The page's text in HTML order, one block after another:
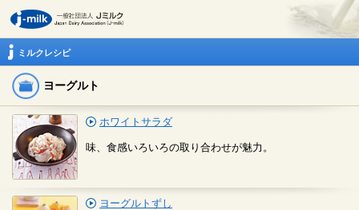
ミルクレシピ
ヨーグルト
ホワイトサラダ
味、食感いろいろの取り合わせが魅力。
ヨーグルトずし